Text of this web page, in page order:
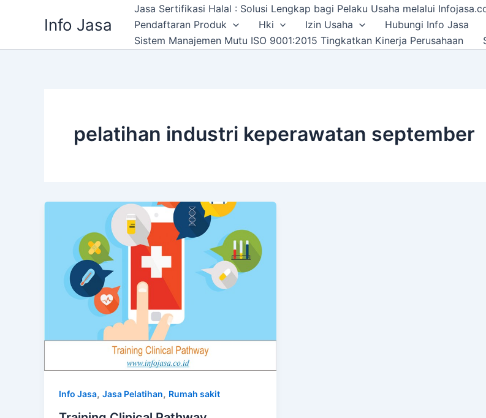
Info Jasa
Jasa Sertifikasi Halal : Solusi Lengkap bagi Pelaku Usaha melalui
Pendaftaran Produk
Hki Izin Usaha
Hubungi Info Jasa
Sistem Manajemen Mutu ISO 9001:2015 Tingkatkan Kinerja Perusahaan
pelatihan industri keperawatan september
Info Jasa, Jasa Pelatihan, Rumah sakit